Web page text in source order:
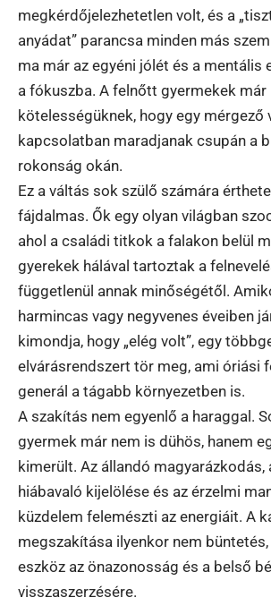
megkérdőjelezhetetlen volt, és a
anyádat” parancsa minden más
ma már az egyéni jólét és a mentális
a fókuszba. A felnőtt gyermekek már
kötelességüknek, hogy egy mérgező
kapcsolatban maradjanak csupán a
rokonság okán.
Ez a váltás sok szülő számára
fájdalmas. Ők egy olyan világban
ahol a családi titkok a falakon belül
gyerekek hálával tartoztak a
függetlenül annak minőségétől.
harmincas vagy negyvenes éveiben
kimondja, hogy „elég volt”, egy
elvárásrendszert tör meg, ami óriási
generál a tágabb környezetben is.
A szakítás nem egyenlő a haraggal.
gyermek már nem is dühös, hanem
kimerült. Az állandó magyarázkodás,
hiábavaló kijelölése és az érzelmi
küzdelem felemészti az energiáit. A
megszakítása ilyenkor nem
eszköz az önazonosság és a belső
visszaszerzésére.